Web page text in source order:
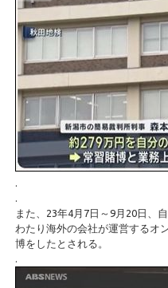
.
.
また、23年4月7日～9月20日、
わたり海外の会社が運営するオ
博をしたとされる。
.